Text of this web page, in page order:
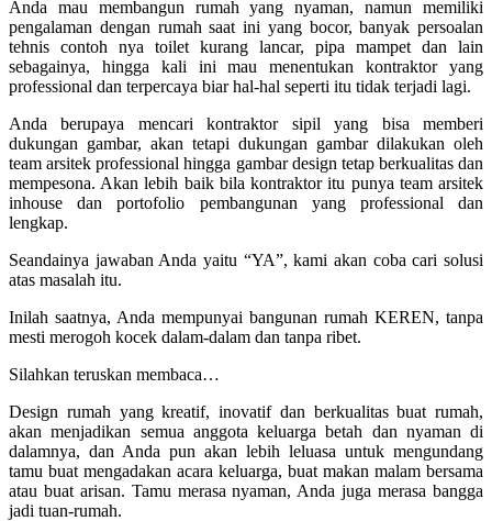
Anda mau membangun rumah yang nyaman, namun memiliki
pengalaman dengan rumah saat ini yang bocor, banyak persoalan
tehnis contoh nya toilet kurang lancar, pipa mampet dan lain
sebagainya, hingga kali ini mau menentukan kontraktor yang
professional dan terpercaya biar hal-hal seperti itu tidak terjadi lagi.
Anda berupaya mencari kontraktor sipil yang bisa memberi
dukungan gambar, akan tetapi dukungan gambar dilakukan oleh
team arsitek professional hingga gambar design tetap berkualitas dan
mempesona. Akan lebih baik bila kontraktor itu punya team arsitek
inhouse dan portofolio pembangunan yang professional dan
lengkap.
Seandainya jawaban Anda yaitu “YA”, kami akan coba cari solusi
atas masalah itu.
Inilah saatnya, Anda mempunyai bangunan rumah KEREN, tanpa
mesti merogoh kocek dalam-dalam dan tanpa ribet.
Silahkan teruskan membaca…
Design rumah yang kreatif, inovatif dan berkualitas buat rumah,
akan menjadikan semua anggota keluarga betah dan nyaman di
dalamnya, dan Anda pun akan lebih leluasa untuk mengundang
tamu buat mengadakan acara keluarga, buat makan malam bersama
atau buat arisan. Tamu merasa nyaman, Anda juga merasa bangga
jadi tuan-rumah.